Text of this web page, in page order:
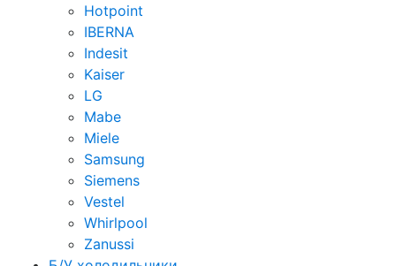
Hotpoint
IBERNA
Indesit
Kaiser
LG
Mabe
Miele
Samsung
Siemens
Vestel
Whirlpool
Zanussi